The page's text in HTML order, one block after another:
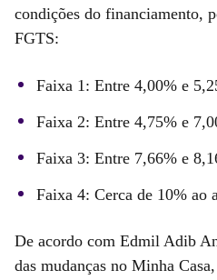
condições do financiamento,
FGTS:
Faixa 1: Entre 4,00% e
Faixa 2: Entre 4,75% e
Faixa 3: Entre 7,66% e
Faixa 4: Cerca de 10% ao
De acordo com Edmil Adib
das mudanças no Minha